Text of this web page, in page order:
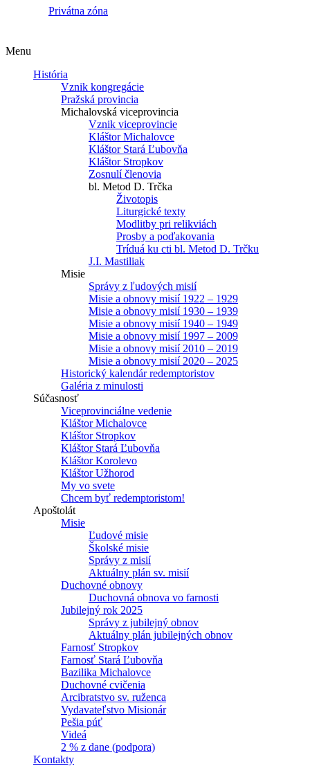
Privátna zóna
Menu
História
Vznik kongregácie
Pražská provincia
Michalovská viceprovincia
Vznik viceprovincie
Kláštor Michalovce
Kláštor Stará Ľubovňa
Kláštor Stropkov
Zosnulí členovia
bl. Metod D. Trčka
Životopis
Liturgické texty
Modlitby pri relikviách
Prosby a poďakovania
Tríduá ku cti bl. Metod D. Trčku
J.I. Mastiliak
Misie
Správy z ľudových misií
Misie a obnovy misií 1922 – 1929
Misie a obnovy misií 1930 – 1939
Misie a obnovy misií 1940 – 1949
Misie a obnovy misií 1997 – 2009
Misie a obnovy misií 2010 – 2019
Misie a obnovy misií 2020 – 2025
Historický kalendár redemptoristov
Galéria z minulosti
Súčasnosť
Viceprovinciálne vedenie
Kláštor Michalovce
Kláštor Stropkov
Kláštor Stará Ľubovňa
Kláštor Korolevo
Kláštor Užhorod
My vo svete
Chcem byť redemptoristom!
Apoštolát
Misie
Ľudové misie
Školské misie
Správy z misií
Aktuálny plán sv. misií
Duchovné obnovy
Duchovná obnova vo farnosti
Jubilejný rok 2025
Správy z jubilejný obnov
Aktuálny plán jubilejných obnov
Farnosť Stropkov
Farnosť Stará Ľubovňa
Bazilika Michalovce
Duchovné cvičenia
Arcibratstvo sv. ruženca
Vydavateľstvo Misionár
Pešia púť
Videá
2 % z dane (podpora)
Kontakty